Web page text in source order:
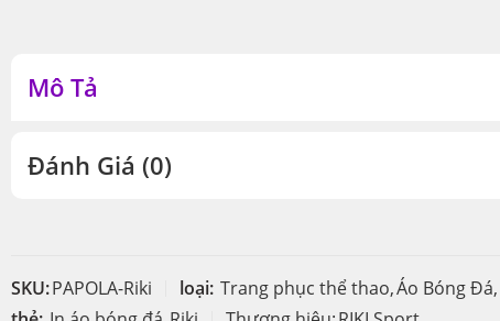
Mô Tả
Đánh Giá (0)
SKU:PAPOLA-Riki loại: Trang phục thể thao,Áo Bóng Đá,